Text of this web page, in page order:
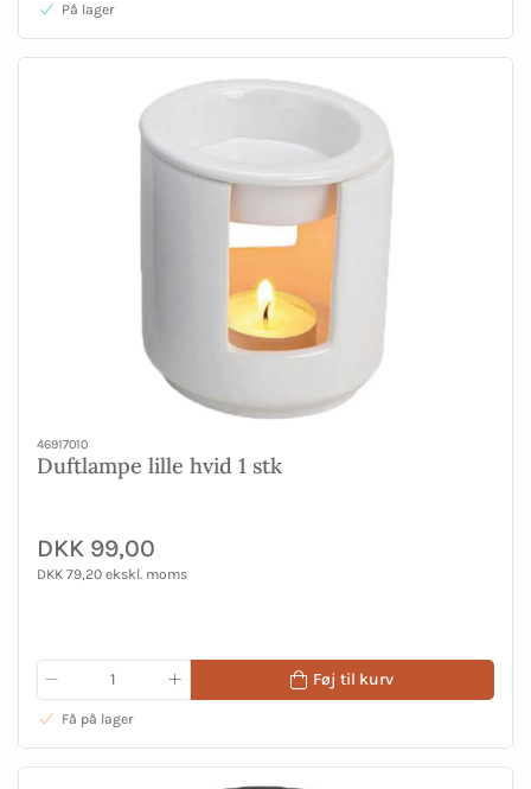
På lager
46917010
Duftlampe lille hvid 1 stk
DKK 99,00
DKK 79,20 ekskl. moms
Føj til kurv
Få på lager